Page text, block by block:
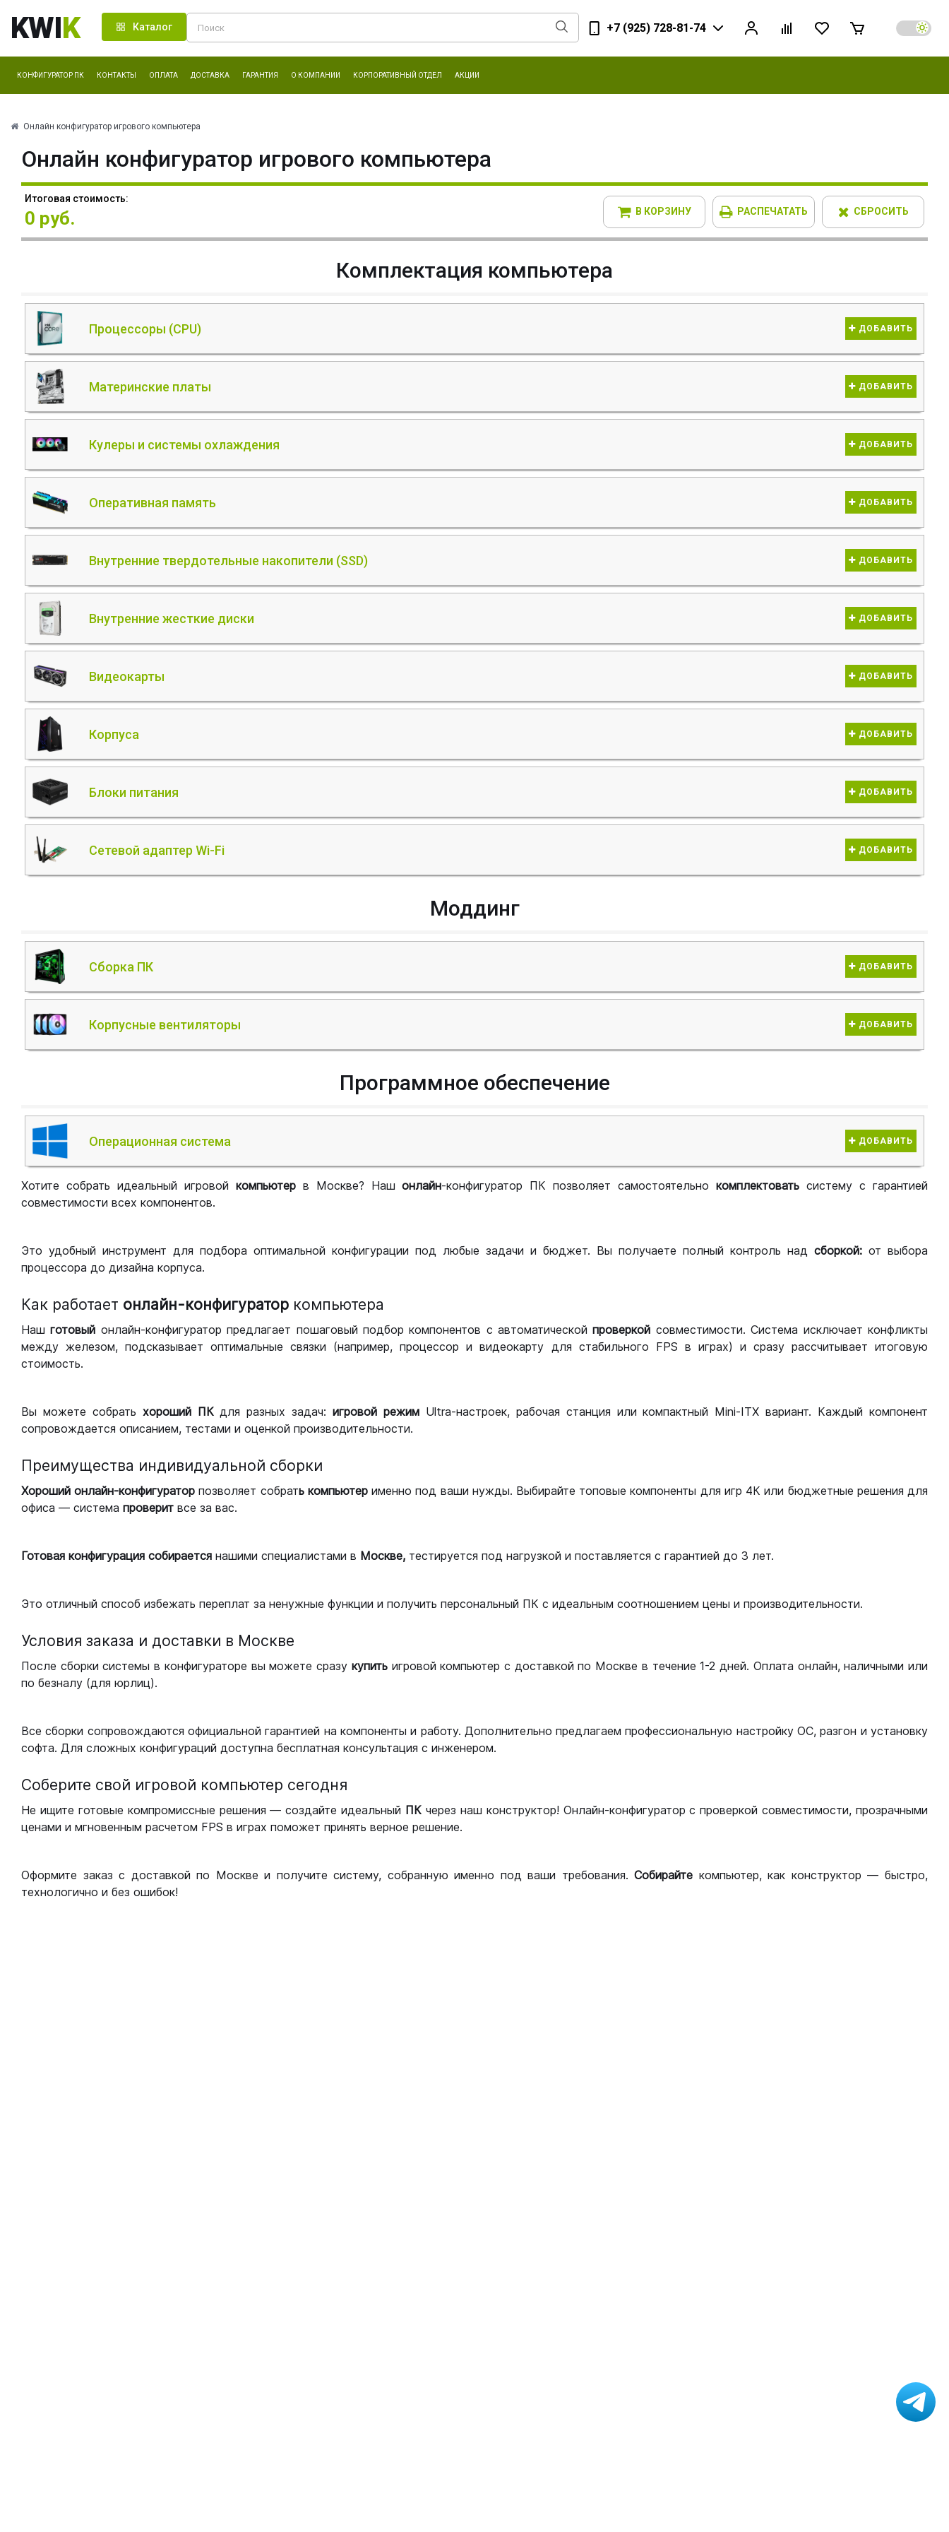
KWIK Каталог +7 (925) 728-81-74
КОНФИГУРАТОР ПК КОНТАКТЫ ОПЛАТА ДОСТАВКА ГАРАНТИЯ О КОМПАНИИ КОРПОРАТИВНЫЙ ОТДЕЛ АКЦИИ
Онлайн конфигуратор игрового компьютера
Онлайн конфигуратор игрового компьютера
Итоговая стоимость:
0 руб. В КОРЗИНУ РАСПЕЧАТАТЬ СБРОСИТЬ
Комплектация компьютера
Процессоры (CPU) ДОБАВИТЬ
Материнские платы ДОБАВИТЬ
Кулеры и системы охлаждения ДОБАВИТЬ
Оперативная память ДОБАВИТЬ
Внутренние твердотельные накопители (SSD) ДОБАВИТЬ
Внутренние жесткие диски ДОБАВИТЬ
Видеокарты ДОБАВИТЬ
Корпуса ДОБАВИТЬ
Блоки питания ДОБАВИТЬ
Сетевой адаптер Wi-Fi ДОБАВИТЬ
Моддинг
Сборка ПК ДОБАВИТЬ
Корпусные вентиляторы ДОБАВИТЬ
Программное обеспечение
Операционная система ДОБАВИТЬ
Хотите собрать идеальный игровой компьютер в Москве? Нашонлайн-конфигуратор ПК позволяет самостоятельно комплектоватьсистему с гарантией
совместимости всех компонентов.
Это удобный инструмент для подбора оптимальной конфигурации под любые задачи и бюджет. Вы получаете полный контроль над сборкой: от выбора
процессора до дизайна корпуса.
Как работает онлайн-конфигуратор компьютера
Нашготовый онлайн-конфигуратор предлагает пошаговый подбор компонентов с автоматическойпроверкой совместимости. Система исключает конфликты
между железом, подсказывает оптимальные связки (например, процессор и видеокарту для стабильного FPS в играх) и сразу рассчитывает итоговую
стоимость.
Вы можете собрать хороший ПКдля разных задач:игровой режим Ultra-настроек, рабочая станция или компактный Mini-ITX вариант. Каждый компонент
сопровождается описанием, тестами и оценкой производительности.
Преимущества индивидуальной сборки
Хороший онлайн-конфигуратор позволяет собрать компьютерименно под ваши нужды. Выбирайте топовые компоненты для игр 4К или бюджетные решения для
офиса — система проверит все за вас.
Готовая конфигурация собирается нашими специалистами в Москве, тестируется под нагрузкой и поставляется с гарантией до 3 лет.
Это отличный способ избежать переплат за ненужные функции и получить персональный ПК с идеальным соотношением цены и производительности.
Условия заказа и доставки в Москве
После сборки системы в конфигураторе вы можете сразу купитьигровой компьютер с доставкой по Москве в течение 1-2 дней. Оплата онлайн, наличными или
по безналу (для юрлиц).
Все сборки сопровождаются официальной гарантией на компоненты и работу. Дополнительно предлагаем профессиональную настройку ОС, разгон и установку
софта. Для сложных конфигураций доступна бесплатная консультация с инженером.
Соберите свой игровой компьютер сегодня
Не ищите готовые компромиссные решения — создайте идеальный ПК через наш конструктор! Онлайн-конфигуратор с проверкой совместимости, прозрачными
ценами и мгновенным расчетом FPS в играх поможет принять верное решение.
Оформите заказ с доставкой по Москве и получите систему, собранную именно под ваши требования.Собирайте компьютер, как конструктор — быстро,
технологично и без ошибок!